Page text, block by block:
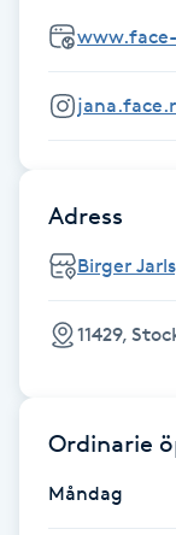
Funktionsanalys
Färgning
Föning
Gel naglar
Gelenaglar
Gellack
Gellack med
Gravidmassage
Adress
Birger
11429,
Ordinarie
Måndag